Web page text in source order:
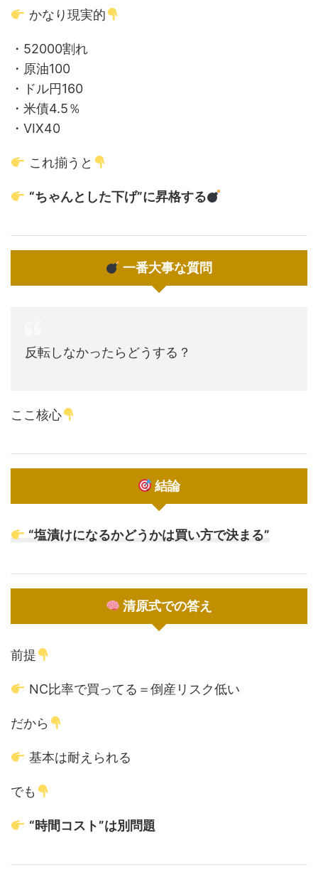
かなり現実的
・52000割れ
・原油100
・ドル円160
・米債4.5％
・VIX40
これ揃うと
“ちゃんとした下げ”に昇格する
一番大事な質問
反転しなかったらどうする？
ここ核心
結論
“塩漬けになるかどうかは買い方で決まる”
清原式での答え
前提
NC比率で買ってる＝倒産リスク低い
だから
基本は耐えられる
でも
“時間コスト”は別問題